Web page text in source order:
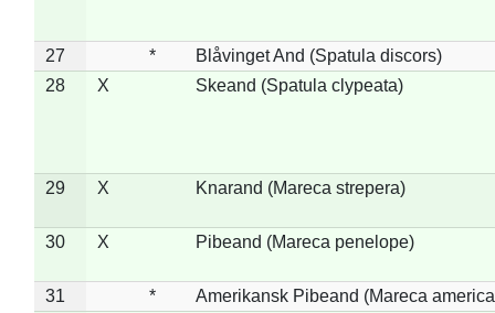
27 *
Blåvinget And (Spatula discors)
28
X Skeand (Spatula clypeata)
29 X Knarand (Mareca strepera)
30 X Pibeand (Mareca penelope)
31 *
Amerikansk Pibeand (Mareca